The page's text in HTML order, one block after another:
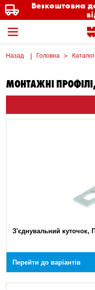
Безкоштовна
Назад Головна
МОНТАЖНІ
З'єднувальний куточок,
Перейти до варіантів